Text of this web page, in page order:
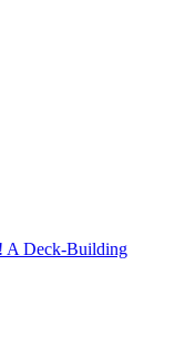
A Deck-Building